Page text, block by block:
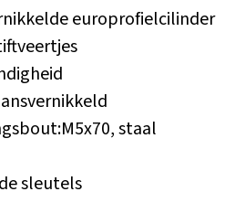
europrofielcilinder
staal
sleutels